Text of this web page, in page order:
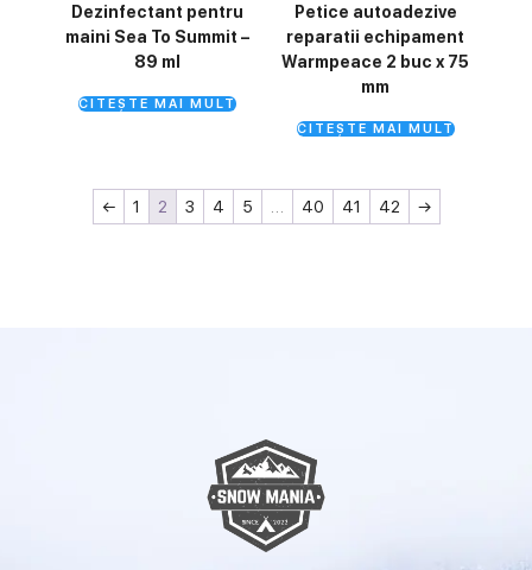
Dezinfectant pentru
maini Sea To Summit –
89 ml
CITEȘTE MAI MULT
Petice autoadezive
reparatii echipament
Warmpeace 2 buc x 75
mm
CITEȘTE MAI MULT
← 1 2 3 4 5 … 40 41 42 →